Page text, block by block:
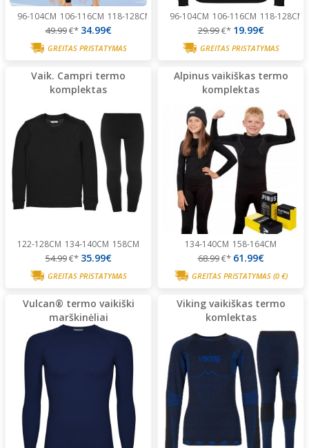
96-104CM 106-116CM 118-128CM 130-140CM 142-152CM 154-164CM
49.99€* 34.99€
GREITAS PRISTATYMAS
96-104CM 106-116CM 118-128CM
29.99€* 19.99€
GREITAS PRISTATYMAS
Vaik. Campri termo
komplektas
122-128CM 134-140CM 158CM
54.99€* 35.99€
GREITAS PRISTATYMAS
Alpinus vaikiškas termo
komplektas
134-140CM 158-164CM
68.99€* 61.99€
GREITAS PRISTATYMAS (0 €)
Vulcan® termo vaikiški
marškinėliai
Viking vaikiškas termo
komlektas